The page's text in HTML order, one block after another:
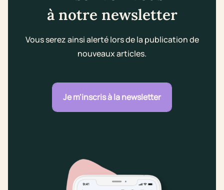
à notre newsletter
Vous serez ainsi alerté lors de la publication de
nouveaux articles.
Je m'inscris à la newsletter